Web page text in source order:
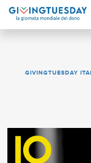
GIVINGTUESDAY